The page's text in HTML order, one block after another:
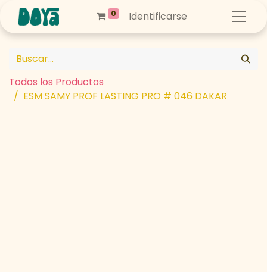
0 Identificarse
Todos los Productos
ESM SAMY PROF LASTING PRO # 046 DAKAR